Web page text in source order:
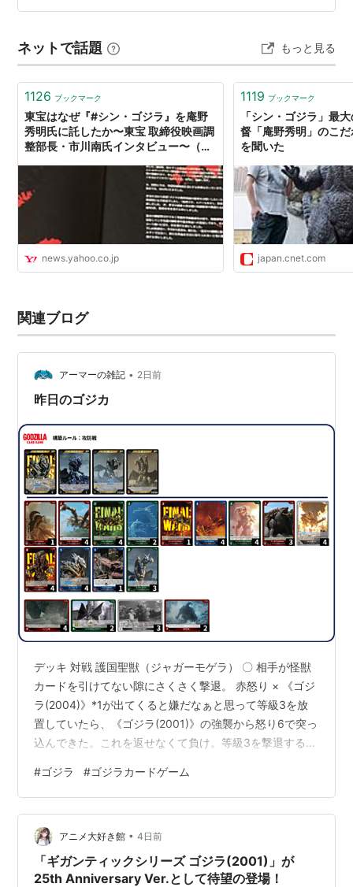
ラ」が描かれています。 物語は、静岡県沖で漁船が謎の
者から得…
ネットで話題 もっと見る
1126 ブックマーク
東宝はなぜ『#シン・ゴジラ』を庵野
秀明氏に託したか〜東宝 取締役映画調
整部長・市川南氏インタビュー〜（境
news.yahoo.co.jp
1119 ブックマーク
「シン・ゴジラ」最
督「庵野秀明」のこ
を聞いた
japan.cnet.com
関連ブログ
アーマーの雑記 • 2日前
昨日のゴジカ
デッキ 対戦 護国聖獣（ジャガーモゲラ） 〇 相手が怪獣
カードを引けてない隙にさくさく撃退。 赤怒り × 《ゴジ
ラ(2004)》*1が出てくると嫌だなぁと思って等級3を放
置していたら、《ゴジラ(2001)》の強襲から怒り6で突っ
込んできた。これを返せなくて負け。等級3を撃退するタ
わなかったけど、《ゴジラ(2004)》*2には《モンスター
X》が無力なので、そんなに大事にしなくて良かったか
も。進化する方をひけていなかたため、なおさら。 シン
ゴジ 〇 脅威度33000に対して《モンスターX》が1枚し
か見えておらず打点不足。ついに《エビラ(2004)》…
#ゴジラ #ゴジラカードゲーム
アニメ大好き館 • 4日前
「ギガンティックシリーズ ゴジラ(2001)」が
25th Anniversary Ver.として待望の登場！